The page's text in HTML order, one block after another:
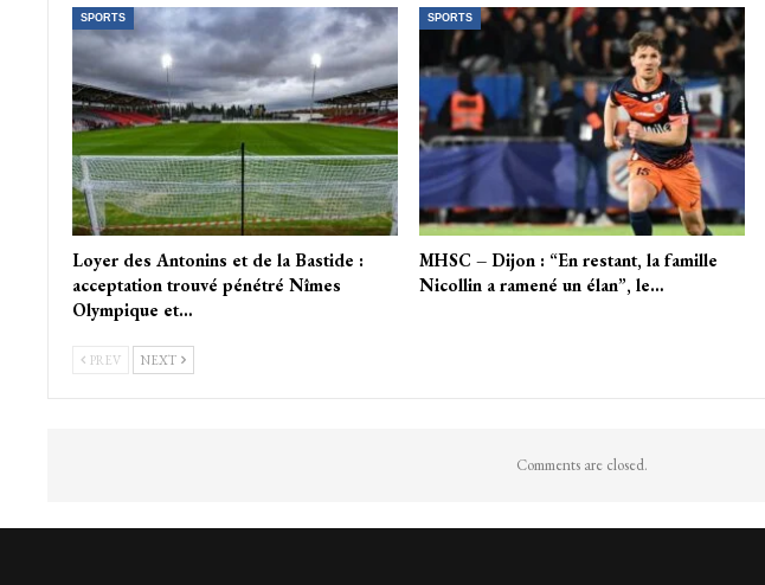
SPORTS
Loyer des Antonins et de la Bastide :
acceptation trouvé pénétré Nîmes
Olympique et…
SPORTS
MHSC – Dijon : “En restant, la famille
Nicollin a ramené un élan”, le…
PREV NEXT
Comments are closed.